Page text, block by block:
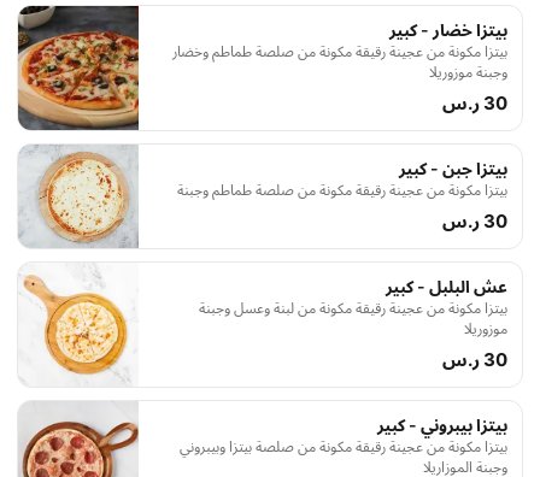
بيتزا خضار - كبير
بيتزا مكونة من عجينة رقيقة مكونة من صلصة طماطم وخضار
وجبنة موزوريلا
30 ر.س
بيتزا جبن - كبير
بيتزا مكونة من عجينة رقيقة مكونة من صلصة طماطم وجبنة
30 ر.س
عش البلبل - كبير
بيتزا مكونة من عجينة رقيقة مكونة من لبنة وعسل وجبنة
موزوريلا
30 ر.س
بيتزا بيبروني - كبير
بيتزا مكونة من عجينة رقيقة مكونة من صلصة بيتزا وبيبروني
وجبنة الموزاريلا